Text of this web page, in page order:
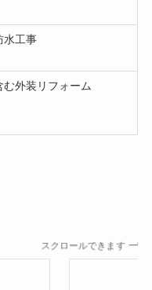
水工事
外装リフォーム
スクロールできます